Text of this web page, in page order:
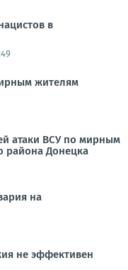
в
жителям
атаки ВСУ по мирным
района Донецка
на
не эффективен